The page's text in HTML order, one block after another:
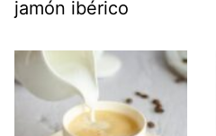
jamón ibérico